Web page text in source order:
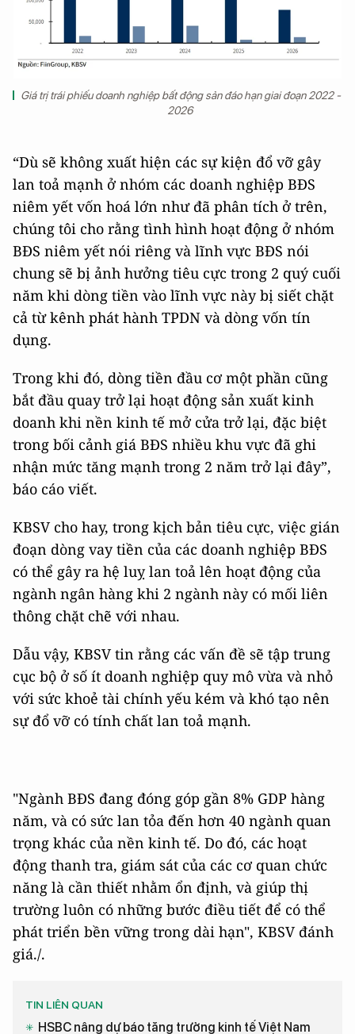
Giá trị trái phiếu doanh nghiệp bất động sản đáo hạn giai đoạn 2022 -
2026
“Dù sẽ không xuất hiện các sự kiện đổ vỡ gây
lan toả mạnh ở nhóm các doanh nghiệp BĐS
niêm yết vốn hoá lớn như đã phân tích ở trên,
chúng tôi cho rằng tình hình hoạt động ở nhóm
BĐS niêm yết nói riêng và lĩnh vực BĐS nói
chung sẽ bị ảnh hưởng tiêu cực trong 2 quý cuối
năm khi dòng tiền vào lĩnh vực này bị siết chặt
cả từ kênh phát hành TPDN và dòng vốn tín
dụng.
Trong khi đó, dòng tiền đầu cơ một phần cũng
bắt đầu quay trở lại hoạt động sản xuất kinh
doanh khi nền kinh tế mở cửa trở lại, đặc biệt
trong bối cảnh giá BĐS nhiều khu vực đã ghi
nhận mức tăng mạnh trong 2 năm trở lại đây”,
báo cáo viết.
KBSV cho hay, trong kịch bản tiêu cực, việc gián
đoạn dòng vay tiền của các doanh nghiệp BĐS
có thể gây ra hệ luỵ lan toả lên hoạt động của
ngành ngân hàng khi 2 ngành này có mối liên
thông chặt chẽ với nhau.
Dẫu vậy, KBSV tin rằng các vấn đề sẽ tập trung
cục bộ ở số ít doanh nghiệp quy mô vừa và nhỏ
với sức khoẻ tài chính yếu kém và khó tạo nên
sự đổ vỡ có tính chất lan toả mạnh.
"Ngành BĐS đang đóng góp gần 8% GDP hàng
năm, và có sức lan tỏa đến hơn 40 ngành quan
trọng khác của nền kinh tế. Do đó, các hoạt
động thanh tra, giám sát của các cơ quan chức
năng là cần thiết nhằm ổn định, và giúp thị
trường luôn có những bước điều tiết để có thể
phát triển bền vững trong dài hạn", KBSV đánh
giá./.
TIN LIÊN QUAN
HSBC nâng dự báo tăng trưởng kinh tế Việt Nam